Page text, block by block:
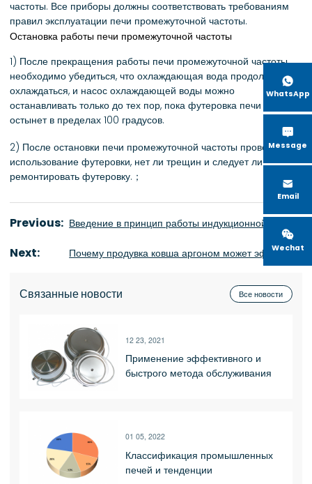

WhatsApp

Message

Email

Wechat
частоты. Все приборы должны соответствовать требованиям
правил эксплуатации печи промежуточной частоты.
Остановка работы печи промежуточной частоты
1) После прекращения работы печи промежуточной частоты
необходимо убедиться, что охлаждающая вода продолжает
охлаждаться, и насос охлаждающей воды можно
останавливать только до тех пор, пока футеровка печи не
остынет в пределах 100 градусов.
2) После остановки печи промежуточной частоты проверьте
использование футеровки, нет ли трещин и следует ли
ремонтировать футеровку.；
Previous: Введение в принцип работы индукционной электропечи промежуточной частоты
Next: Почему продувка ковша аргоном может эффективно снизить содержание водорода в стали?
Связанные новости Все новости
12 23, 2021
Применение эффективного и
быстрого метода обслуживания
01 05, 2022
Классификация промышленных
печей и тенденции